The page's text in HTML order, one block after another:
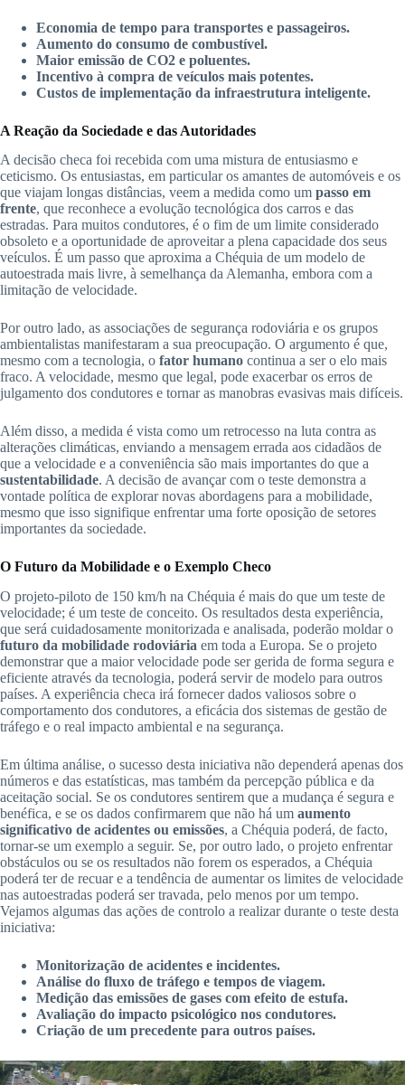
Economia de tempo para transportes e passageiros.
Aumento do consumo de combustível.
Maior emissão de CO2 e poluentes.
Incentivo à compra de veículos mais potentes.
Custos de implementação da infraestrutura inteligente.
A Reação da Sociedade e das Autoridades
A decisão checa foi recebida com uma mistura de entusiasmo e
ceticismo. Os entusiastas, em particular os amantes de automóveis e os
que viajam longas distâncias, veem a medida como um passo em
frente, que reconhece a evolução tecnológica dos carros e das
estradas. Para muitos condutores, é o fim de um limite considerado
obsoleto e a oportunidade de aproveitar a plena capacidade dos seus
veículos. É um passo que aproxima a Chéquia de um modelo de
autoestrada mais livre, à semelhança da Alemanha, embora com a
limitação de velocidade.
Por outro lado, as associações de segurança rodoviária e os grupos
ambientalistas manifestaram a sua preocupação. O argumento é que,
mesmo com a tecnologia, o fator humano continua a ser o elo mais
fraco. A velocidade, mesmo que legal, pode exacerbar os erros de
julgamento dos condutores e tornar as manobras evasivas mais difíceis.
Além disso, a medida é vista como um retrocesso na luta contra as
alterações climáticas, enviando a mensagem errada aos cidadãos de
que a velocidade e a conveniência são mais importantes do que a
sustentabilidade. A decisão de avançar com o teste demonstra a
vontade política de explorar novas abordagens para a mobilidade,
mesmo que isso signifique enfrentar uma forte oposição de setores
importantes da sociedade.
O Futuro da Mobilidade e o Exemplo Checo
O projeto-piloto de 150 km/h na Chéquia é mais do que um teste de
velocidade; é um teste de conceito. Os resultados desta experiência,
que será cuidadosamente monitorizada e analisada, poderão moldar o
futuro da mobilidade rodoviária em toda a Europa. Se o projeto
demonstrar que a maior velocidade pode ser gerida de forma segura e
eficiente através da tecnologia, poderá servir de modelo para outros
países. A experiência checa irá fornecer dados valiosos sobre o
comportamento dos condutores, a eficácia dos sistemas de gestão de
tráfego e o real impacto ambiental e na segurança.
Em última análise, o sucesso desta iniciativa não dependerá apenas dos
números e das estatísticas, mas também da percepção pública e da
aceitação social. Se os condutores sentirem que a mudança é segura e
benéfica, e se os dados confirmarem que não há um aumento
significativo de acidentes ou emissões, a Chéquia poderá, de facto,
tornar-se um exemplo a seguir. Se, por outro lado, o projeto enfrentar
obstáculos ou se os resultados não forem os esperados, a Chéquia
poderá ter de recuar e a tendência de aumentar os limites de velocidade
nas autoestradas poderá ser travada, pelo menos por um tempo.
Vejamos algumas das ações de controlo a realizar durante o teste desta
iniciativa:
Monitorização de acidentes e incidentes.
Análise do fluxo de tráfego e tempos de viagem.
Medição das emissões de gases com efeito de estufa.
Avaliação do impacto psicológico nos condutores.
Criação de um precedente para outros países.